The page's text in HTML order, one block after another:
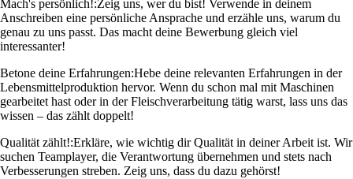
Mach's persönlich!:Zeig uns, wer du bist! Verwende in deinem
Anschreiben eine persönliche Ansprache und erzähle uns, warum du
genau zu uns passt. Das macht deine Bewerbung gleich viel
interessanter!
Betone deine Erfahrungen:Hebe deine relevanten Erfahrungen in der
Lebensmittelproduktion hervor. Wenn du schon mal mit Maschinen
gearbeitet hast oder in der Fleischverarbeitung tätig warst, lass uns das
wissen – das zählt doppelt!
Qualität zählt!:Erkläre, wie wichtig dir Qualität in deiner Arbeit ist. Wir
suchen Teamplayer, die Verantwortung übernehmen und stets nach
Verbesserungen streben. Zeig uns, dass du dazu gehörst!